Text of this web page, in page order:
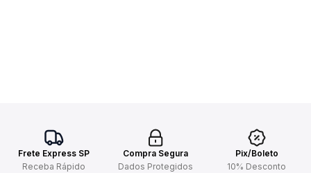
Frete Express SP
Receba Rápido
Compra Segura
Dados Protegidos
Pix/Boleto
10% Desconto